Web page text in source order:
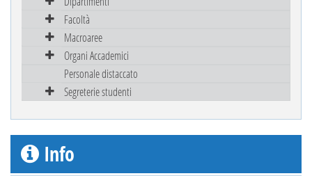
Facoltà
Macroaree
Organi Accademici
Personale distaccato
Segreterie studenti
Info